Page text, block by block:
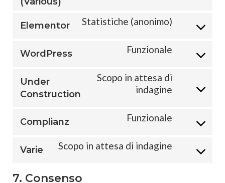
pagebuilder-
Elementor Statistiche (anonimo)
Consent
elementor
WordPress Funzionale
Consent
wordpress
Under
Construction
Scopo in attesa di
indagine
Consent
under-
Complianz Funzionale
Consent
complianz
Varie Scopo in attesa di indagine
Consent
7. Consenso